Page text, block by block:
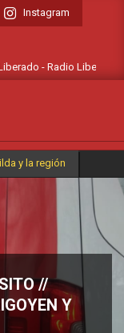
Instagram
- Radio Liberada
y la región
//
Y